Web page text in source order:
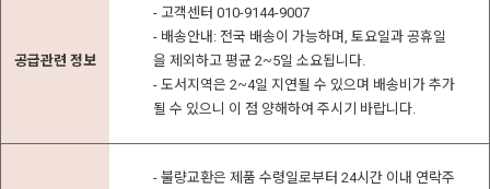
공급관련 정보
- 고객센터 010-9144-9007
- 배송안내: 전국 배송이 가능하며, 토요일과 공휴일
을 제외하고 평균 2~5일 소요됩니다.
- 도서지역은 2~4일 지연될 수 있으며 배송비가 추가
될 수 있으니 이 점 양해하여 주시기 바랍니다.
- 불량교환은 제품 수령일로부터 24시간 이내 연락주